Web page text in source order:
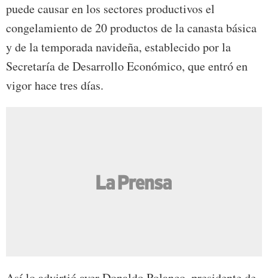
puede causar en los sectores productivos el
congelamiento de 20 productos de la canasta básica
y de la temporada navideña, establecido por la
Secretaría de Desarrollo Económico, que entró en
vigor hace tres días.